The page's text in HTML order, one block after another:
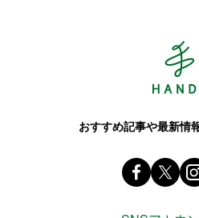
おすすめ記事や最新情
X(